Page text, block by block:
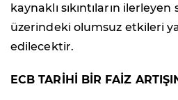
kaynaklı sıkıntıların
üzerindeki olumsuz etkileri
edilecektir.
ECB TARİHİ BİR FAİZ